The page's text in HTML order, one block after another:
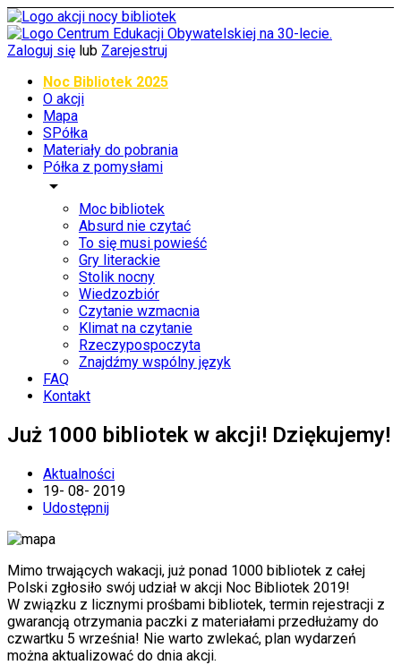
Zaloguj się lub Zarejestruj
Noc Bibliotek 2025
O akcji
Mapa
SPółka
Materiały do pobrania
Półka z pomysłami
arrow_drop_down
Moc bibliotek
Absurd nie czytać
To się musi powieść
Gry literackie
Stolik nocny
Wiedzozbiór
Czytanie wzmacnia
Klimat na czytanie
Rzeczypospoczyta
Znajdźmy wspólny język
FAQ
Kontakt
Już 1000 bibliotek w akcji! Dziękujemy!
Aktualności
19- 08- 2019
Udostępnij
Mimo trwających wakacji, już ponad 1000 bibliotek z całej
Polski zgłosiło swój udział w akcji Noc Bibliotek 2019!
W związku z licznymi prośbami bibliotek, termin rejestracji z
gwarancją otrzymania paczki z materiałami przedłużamy do
czwartku 5 września! Nie warto zwlekać, plan wydarzeń
można aktualizować do dnia akcji.